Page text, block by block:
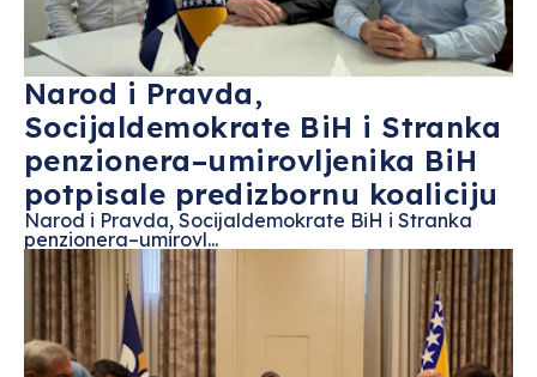
Narod i Pravda,
Socijaldemokrate BiH i Stranka
penzionera–umirovljenika BiH
potpisale predizbornu koaliciju
Narod i Pravda, Socijaldemokrate BiH i Stranka
penzionera–umirovl...